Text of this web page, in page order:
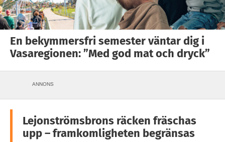
En bekymmersfri semester väntar dig i
Vasaregionen: ”Med god mat och dryck”
ANNONS
Lejonströmsbrons räcken fräschas
upp – framkomligheten begränsas